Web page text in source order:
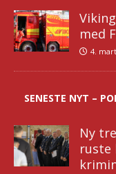
med
4.
SENESTE NYT –
Ny
ruste